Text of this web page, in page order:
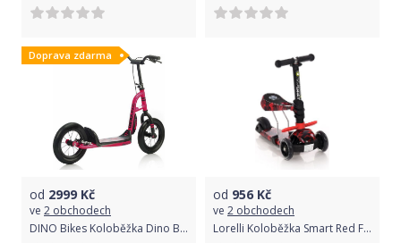
Doprava zdarma
od 2999 Kč
ve 2 obchodech
DINO Bikes Koloběžka Dino Bikes 303U Urban 12 pink
od 956 Kč
ve 2 obchodech
Lorelli Koloběžka Smart Red Fire 2021